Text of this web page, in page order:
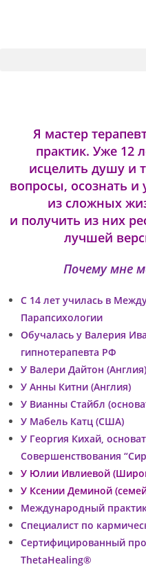
Я мастер
практик. Уже 12
исцелить душу и
вопросы, осознать и
из сложных
и получить из них
лучшей
Почему мне
С 14 лет училась в
Парапсихологии
Обучалась у Валерия
гипнотерапевта РФ
У Валери Дайтон
У Анны Китни (Англия)
У Вианны Стайбл
У Мабель Катц (США)
У Георгия Кихай,
Совершенствования
У Юлии Ивлиевой
У Ксении Деминой
Международный
Специалист по
Сертифицированный
ThetaHealing®